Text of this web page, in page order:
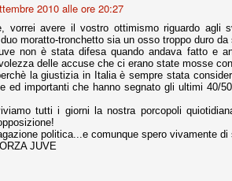
2010 alle ore 20:27
vorrei avere il vostro ottimismo riguardo
moratto-tronchetto sia un osso troppo duro
non è stata difesa quando andava fatto e
delle accuse che ci erano state mosse
la giustizia in Italia è sempre stata
ed importanti che hanno segnato gli ultimi 40/
tutti i giorni la nostra porcopoli
politica...e comunque spero vivamente
JUVE
polemica sviluppatasi in questi giorni,
che ognuno tiri l'acqua al suo mulino e difenda
presenza o dell'assenza di prove. Ci interessa
Teramo, l'ingiustizia sportiva
Nei giorni scorsi abbiamo ricevuto alcuni
teramani, che ci chiedevano spazio per la loro
Ce ne occupiamo volentieri.
le incongruenze emerse negli scorsi anni nello
con le assurde accuse a Pepe e